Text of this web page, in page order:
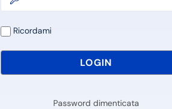
Ricordami
Password dimenticata